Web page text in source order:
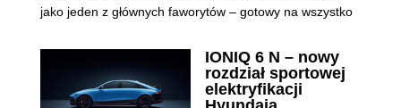
jako jeden z głównych faworytów – gotowy na wszystko
IONIQ 6 N – nowy
rozdział sportowej
elektryfikacji